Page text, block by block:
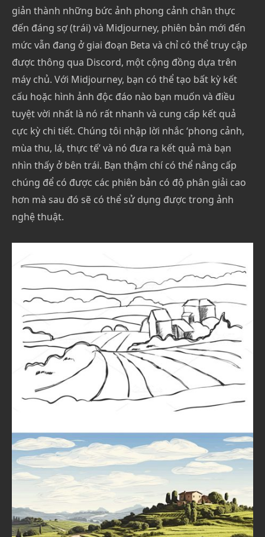
giản thành những bức ảnh phong cảnh chân thực
đến đáng sợ (trái) và Midjourney, phiên bản mới đến
mức vẫn đang ở giai đoạn Beta và chỉ có thể truy cập
được thông qua Discord, một cộng đồng dựa trên
máy chủ. Với Midjourney, bạn có thể tạo bất kỳ kết
cấu hoặc hình ảnh độc đáo nào bạn muốn và điều
tuyệt vời nhất là nó rất nhanh và cung cấp kết quả
cực kỳ chi tiết. Chúng tôi nhập lời nhắc ‘phong cảnh,
mùa thu, lá, thực tế’ và nó đưa ra kết quả mà bạn
nhìn thấy ở bên trái. Bạn thậm chí có thể nâng cấp
chúng để có được các phiên bản có độ phân giải cao
hơn mà sau đó sẽ có thể sử dụng được trong ảnh
nghệ thuật.